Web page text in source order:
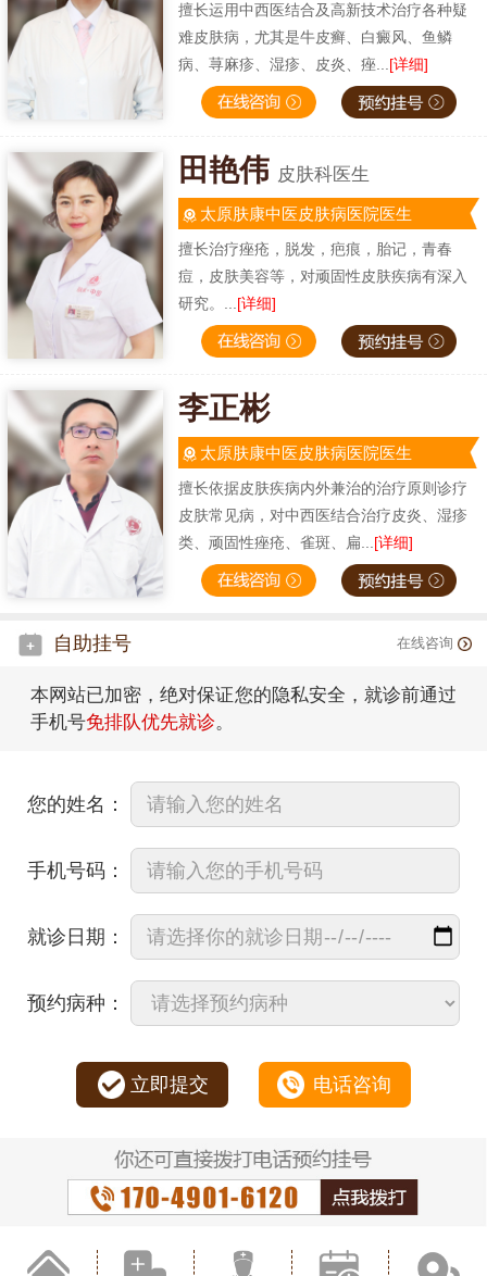
擅长运用中西医结合及高新技术治疗各种疑
难皮肤病，尤其是牛皮癣、白癜风、鱼鳞
病、荨麻疹、湿疹、皮炎、痤... [详细]
田艳伟 皮肤科医生
太原肤康中医皮肤病医院医生
擅长治疗痤疮，脱发，疤痕，胎记，青春
痘，皮肤美容等，对顽固性皮肤疾病有深入
研究。... [详细]
李正彬
太原肤康中医皮肤病医院医生
擅长依据皮肤疾病内外兼治的治疗原则诊疗
皮肤常见病，对中西医结合治疗皮炎、湿疹
类、顽固性痤疮、雀斑、扁... [详细]
自助挂号 在线咨询
本网站已加密，绝对保证您的隐私安全，就诊前通过
手机号免排队优先就诊。
您的姓名：
手机号码：
就诊日期：
预约病种：
立即提交 电话咨询